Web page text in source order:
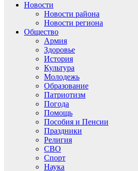
Новости
Новости района
Новости региона
Общество
Армия
Здоровье
История
Культура
Молодежь
Образование
Патриотизм
Погода
Помощь
Пособия и Пенсии
Праздники
Религия
СВО
Спорт
Наука